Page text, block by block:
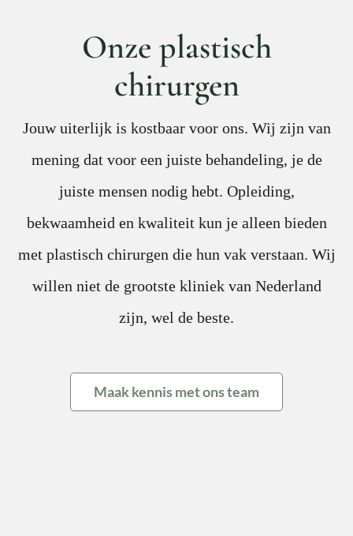
Onze plastisch
chirurgen
Jouw uiterlijk is kostbaar voor ons. Wij zijn van
mening dat voor een juiste behandeling, je de
juiste mensen nodig hebt. Opleiding,
bekwaamheid en kwaliteit kun je alleen bieden
met plastisch chirurgen die hun vak verstaan. Wij
willen niet de grootste kliniek van Nederland
zijn, wel de beste.
Maak kennis met ons team